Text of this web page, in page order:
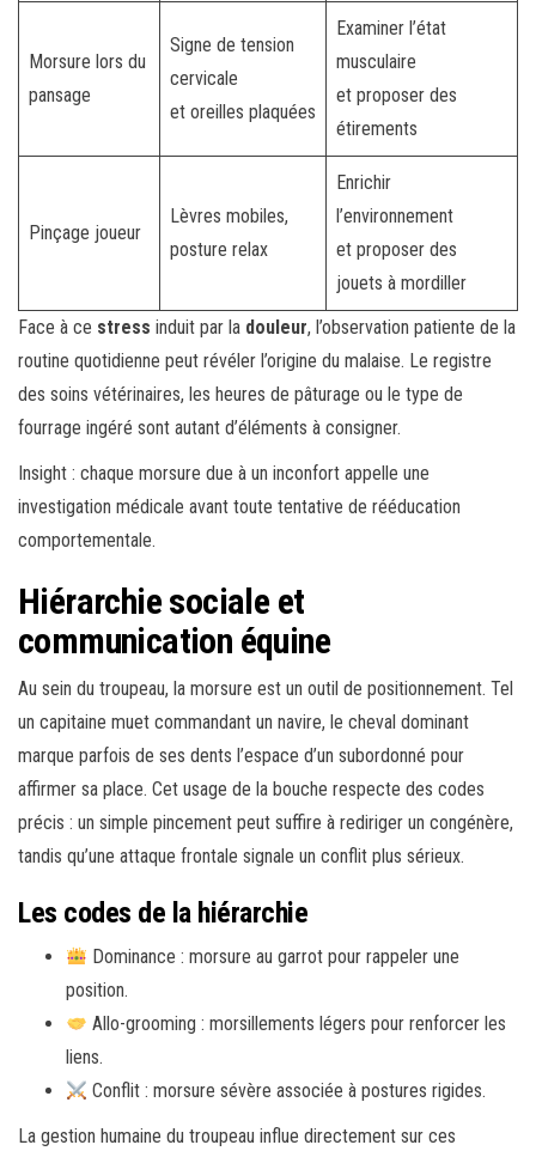
Morsure lors du
pansage
Signe de tension
cervicale
et oreilles plaquées
Examiner l’état
musculaire
et proposer des
étirements
Pinçage joueur
Lèvres mobiles,
posture relax
Enrichir
l’environnement
et proposer des
jouets à mordiller
Face à ce stress induit par la douleur, l’observation patiente de la
routine quotidienne peut révéler l’origine du malaise. Le registre
des soins vétérinaires, les heures de pâturage ou le type de
fourrage ingéré sont autant d’éléments à consigner.
Insight : chaque morsure due à un inconfort appelle une
investigation médicale avant toute tentative de rééducation
comportementale.
Hiérarchie sociale et
communication équine
Au sein du troupeau, la morsure est un outil de positionnement. Tel
un capitaine muet commandant un navire, le cheval dominant
marque parfois de ses dents l’espace d’un subordonné pour
affirmer sa place. Cet usage de la bouche respecte des codes
précis : un simple pincement peut suffire à rediriger un congénère,
tandis qu’une attaque frontale signale un conflit plus sérieux.
Les codes de la hiérarchie
Dominance : morsure au garrot pour rappeler une
position.
Allo-grooming : morsillements légers pour renforcer les
liens.
Conflit : morsure sévère associée à postures rigides.
La gestion humaine du troupeau influe directement sur ces